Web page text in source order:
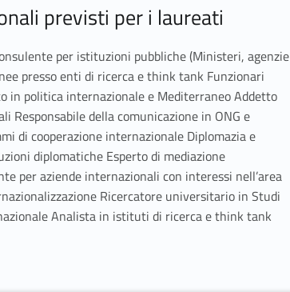
previsti per i laureati
per istituzioni pubbliche (Ministeri, agenzie
presso enti di ricerca e think tank Funzionari
in politica internazionale e Mediterraneo Addetto
della comunicazione in ONG e
di cooperazione internazionale Diplomazia e
diplomatiche Esperto di mediazione
per aziende internazionali con interessi nell’area
Ricercatore universitario in Studi
Analista in istituti di ricerca e think tank